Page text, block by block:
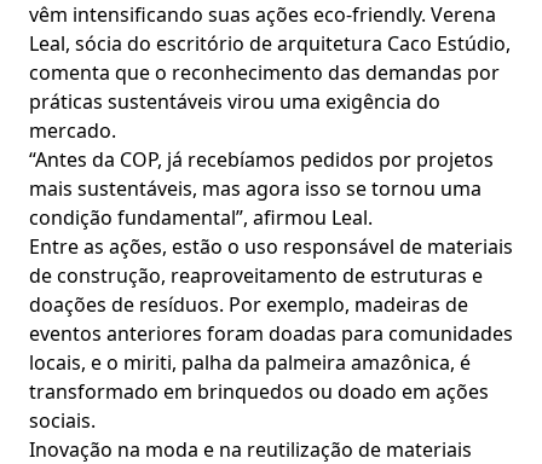
vêm intensificando suas ações eco-friendly. Verena
Leal, sócia do escritório de arquitetura Caco Estúdio,
comenta que o reconhecimento das demandas por
práticas sustentáveis virou uma exigência do
mercado.
“Antes da COP, já recebíamos pedidos por projetos
mais sustentáveis, mas agora isso se tornou uma
condição fundamental”, afirmou Leal.
Entre as ações, estão o uso responsável de materiais
de construção, reaproveitamento de estruturas e
doações de resíduos. Por exemplo, madeiras de
eventos anteriores foram doadas para comunidades
locais, e o miriti, palha da palmeira amazônica, é
transformado em brinquedos ou doado em ações
sociais.
Inovação na moda e na reutilização de materiais